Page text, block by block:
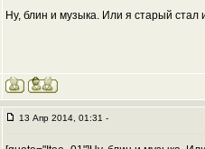
Ну, блин и музыка. Или я старый
13 Апр 2014, 01:31 -